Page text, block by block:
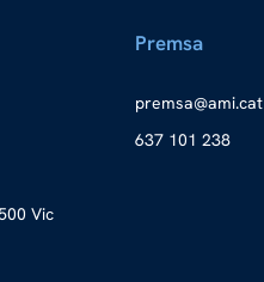
Vic
Premsa
tac.i
ma@as
merp
637 101 238